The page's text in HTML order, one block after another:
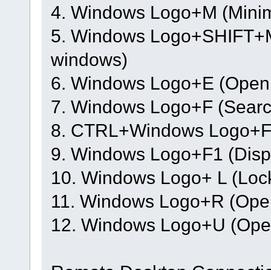
4. Windows Logo+M
5. Windows
windows)
6. Windows Logo+E
7. Windows Logo+F
8. CTRL+Windows
9. Windows Logo+F1
10. Windows Logo+ L
11. Windows Logo+R
12. Windows Logo+U